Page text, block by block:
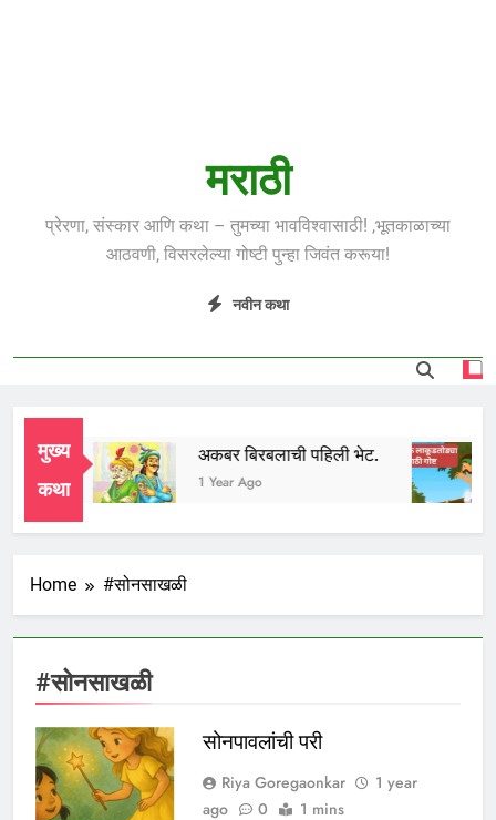
मराठी
प्रेरणा, संस्कार आणि कथा – तुमच्या भावविश्वासाठी! ,भूतकाळाच्या
आठवणी, विसरलेल्या गोष्टी पुन्हा जिवंत करूया!
नवीन कथा
मुख्य
कथा
Ago
अकबर बिरबलाची पहिली भेट.
1 Year Ago
Home #सोनसाखळी
#सोनसाखळी
सोनपावलांची परी
Riya Goregaonkar
1 year
ago
0 1 mins